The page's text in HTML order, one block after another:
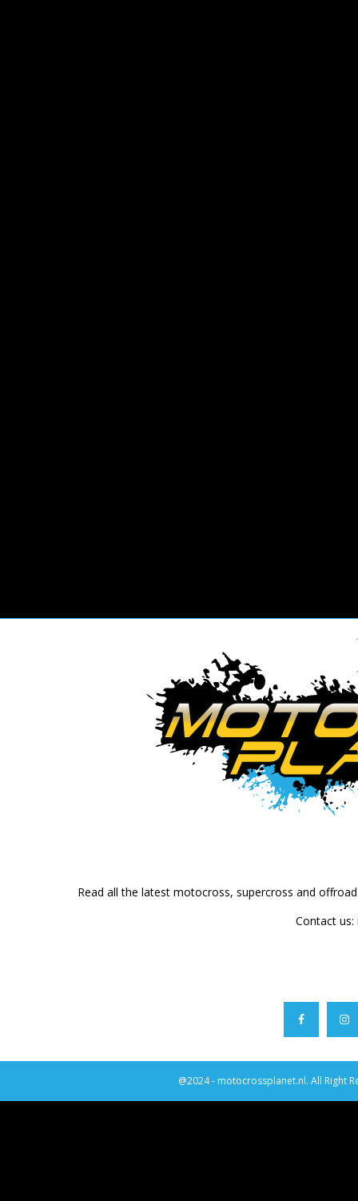
Read all the latest motocross, supercross and
Contact us:
@2024 - motocrossplanet.nl. All Right